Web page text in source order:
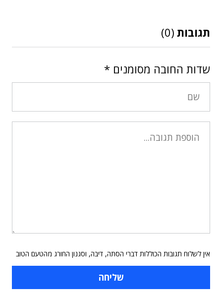
תגובות (0)
שדות החובה מסומנים *
אין לשלוח תגובות הכוללות דברי הסתה, דיבה, וסגנון החורג מהטעם הטוב